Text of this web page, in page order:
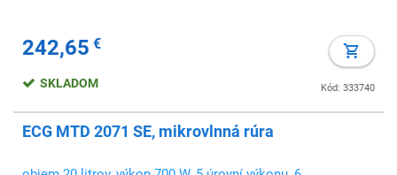
242,65 €
Kód: 333740
SKLADOM
ECG MTD 2071 SE, mikrovlnná rúra